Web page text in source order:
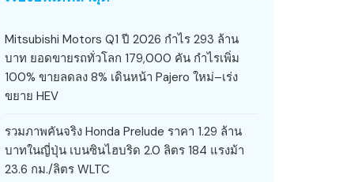
Mitsubishi Motors Q1 ปี 2026 กำไร 293 ล้าน
บาท ยอดขายรถทั่วโลก 179,000 คัน กำไรเพิ่ม
100% ขายลดลง 8% เดินหน้า Pajero ใหม่–เร่ง
ขยาย HEV
รวมภาพคันจริง Honda Prelude ราคา 1.29 ล้าน
บาทในญี่ปุ่น เบนซินไฮบริด 2.0 ลิตร 184 แรงม้า
23.6 กม./ลิตร WLTC